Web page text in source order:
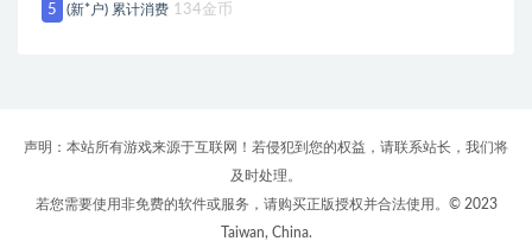
5 (新*户) 累计消费 134金币
声明：本站所有游戏来源于互联网！若侵犯到您的权益，请联系站长，我们将
及时处理。
若您需要使用非免费的软件或服务，请购买正版授权并合法使用。© 2023
Taiwan, China.